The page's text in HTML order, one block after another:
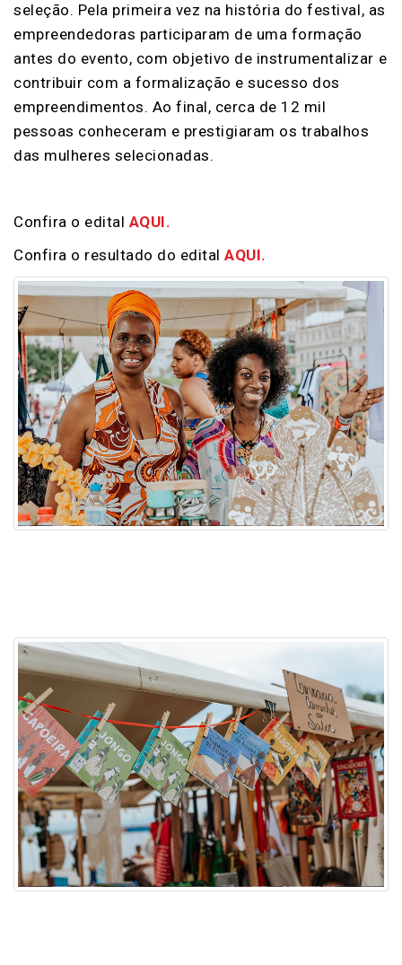
seleção. Pela primeira vez na história do festival, as
empreendedoras participaram de uma formação
antes do evento, com objetivo de instrumentalizar e
contribuir com a formalização e sucesso dos
empreendimentos. Ao final, cerca de 12 mil
pessoas conheceram e prestigiaram os trabalhos
das mulheres selecionadas.
Confira o edital AQUI.
Confira o resultado do editalAQUI.